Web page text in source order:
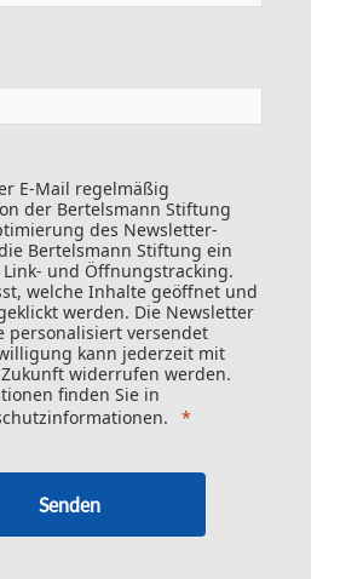
E-Mail regelmäßig
der Bertelsmann Stiftung
des Newsletter-
Bertelsmann Stiftung ein
und Öffnungstracking.
welche Inhalte geöffnet und
werden. Die Newsletter
personalisiert versendet
kann jederzeit mit
widerrufen werden.
finden Sie in
.
Senden